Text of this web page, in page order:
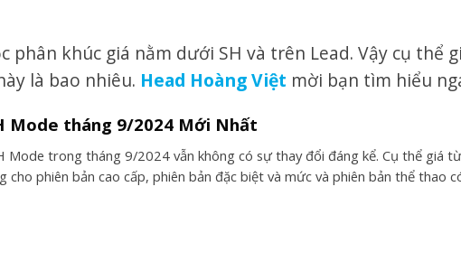
phân khúc giá nằm dưới SH và trên Lead. Vậy cụ thể
là bao nhiêu. Head Hoàng Việt mời bạn tìm hiểu
Mode tháng 9/2024 Mới Nhất
Mode trong tháng 9/2024 vẫn không có sự thay đổi đáng kể. Cụ thể giá
cho phiên bản cao cấp, phiên bản đặc biệt và mức và phiên bản thể thao